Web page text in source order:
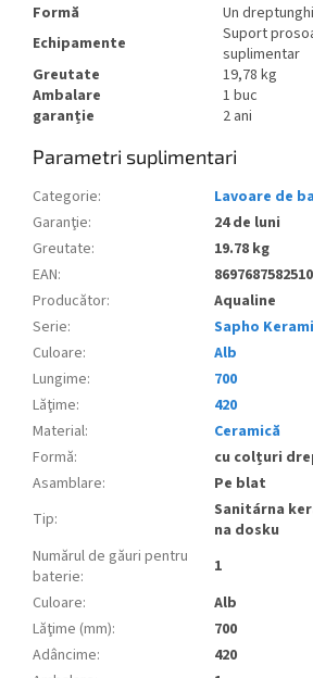
Formă
Un dreptunghi
Echipamente
Suport
suplimentar
Greutate
19,78 kg
Ambalare
1 buc
garanție
2 ani
Parametri suplimentari
Categorie:
Lavoare de
Garanţie:
24 de luni
Greutate:
19.78 kg
EAN:
8697687582510
Producător:
Aqualine
Serie:
Sapho
Culoare:
Alb
Lungime:
700
Lăţime:
420
Material:
Ceramică
Formă:
cu colțuri
Asamblare:
Pe blat
Tip:
Sanitárna
na dosku
Numărul de găuri pentru
baterie:
1
Culoare:
Alb
Lăţime (mm):
700
Adâncime:
420